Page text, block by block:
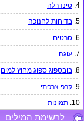
4. סינדרלה
5. בדיחות לחנוכה
6. סרטים
7. עוגה
8. בובספוג ספוג מחוץ למים
9. קרפ צרפתי
10. תמונות
לרשימת המילים